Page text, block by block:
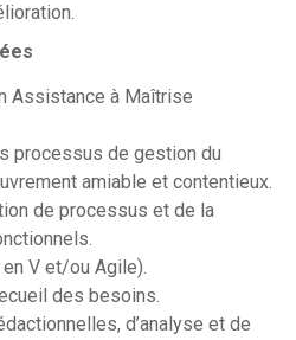
Assistance à Maîtrise
processus de gestion du
amiable et contentieux.
de processus et de la
V et/ou Agile).
des besoins.
d’analyse et de